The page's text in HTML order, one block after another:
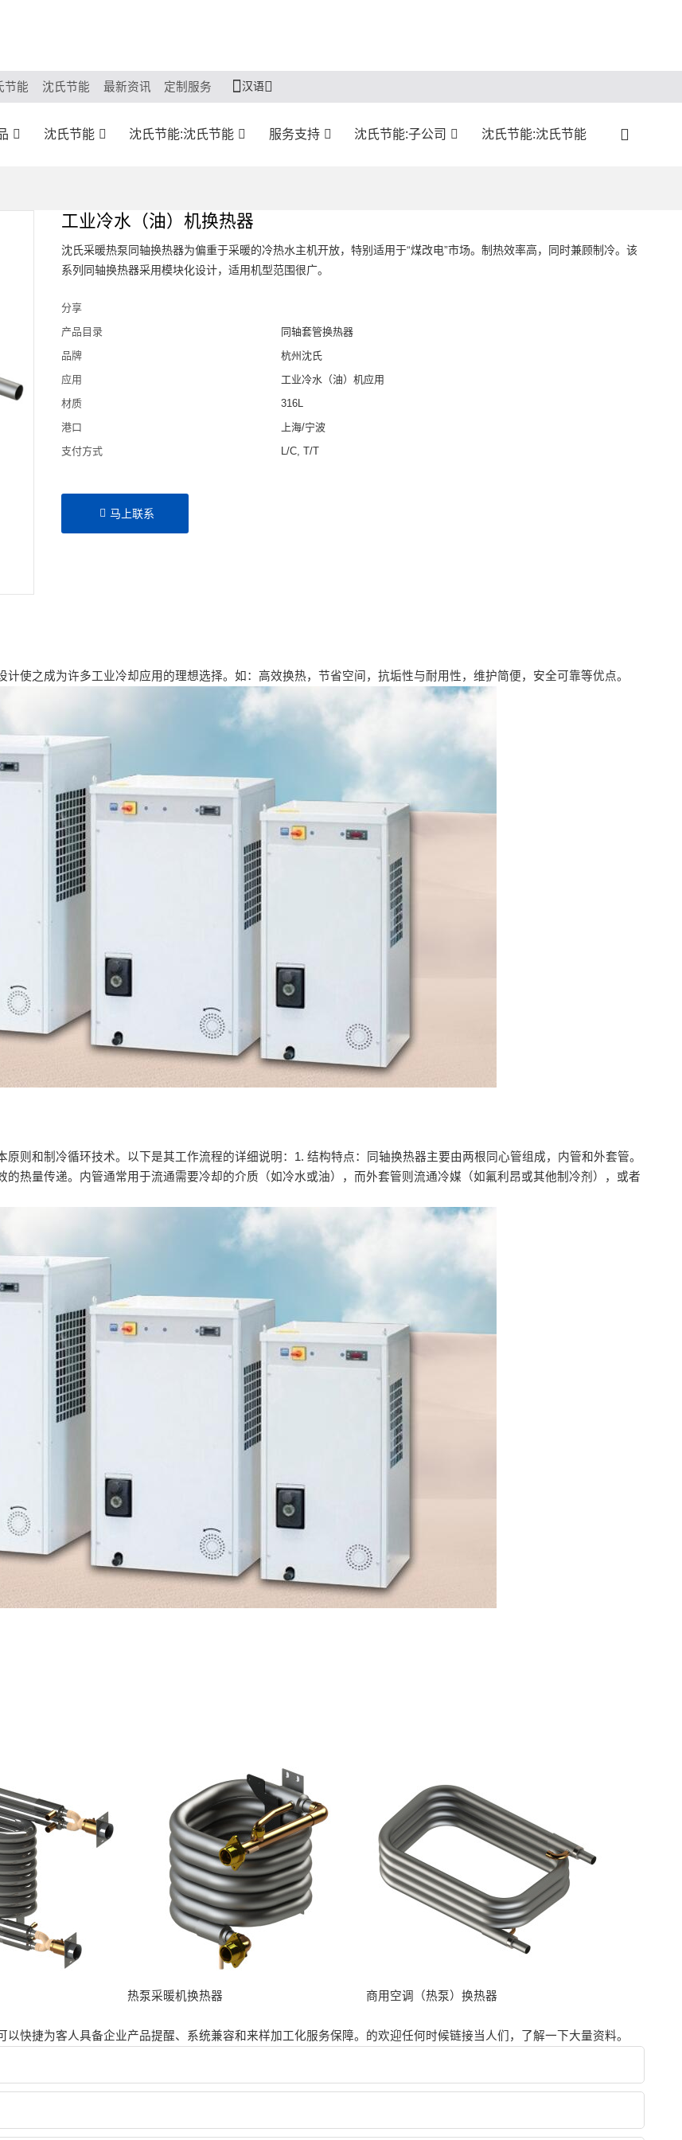
节能 沈氏节能 最新资讯 定制服务 汉语
沈氏节能 沈氏节能:沈氏节能 服务支持 沈氏节能:子公司 沈氏节能:沈氏节能
工业冷水（油）机换热器
沈氏采暖热泵同轴换热器为偏重于采暖的冷热水主机开放，特别适用于“煤改电”市场。制热效率高，同时兼顾制冷。该
系列同轴换热器采用模块化设计，适用机型范围很广。
分享
产品目录
同轴套管换热器
品牌
杭州沈氏
应用
工业冷水（油）机应用
材质
316L
港口
上海/宁波
支付方式
L/C, T/T
马上联系
使之成为许多工业冷却应用的理想选择。如：高效换热，节省空间，抗垢性与耐用性，维护简便，安全可靠等优点。
则和制冷循环技术。以下是其工作流程的详细说明：1. 结构特点：同轴换热器主要由两根同心管组成，内管和外套管。
热量传递。内管通常用于流通需要冷却的介质（如冷水或油），而外套管则流通冷媒（如氟利昂或其他制冷剂），或者
热泵采暖机换热器
商用空调（热泵）换热器
快捷为客人具备企业产品提醒、系统兼容和来样加工化服务保障。的欢迎任何时候链接当人们，了解一下大量资料。